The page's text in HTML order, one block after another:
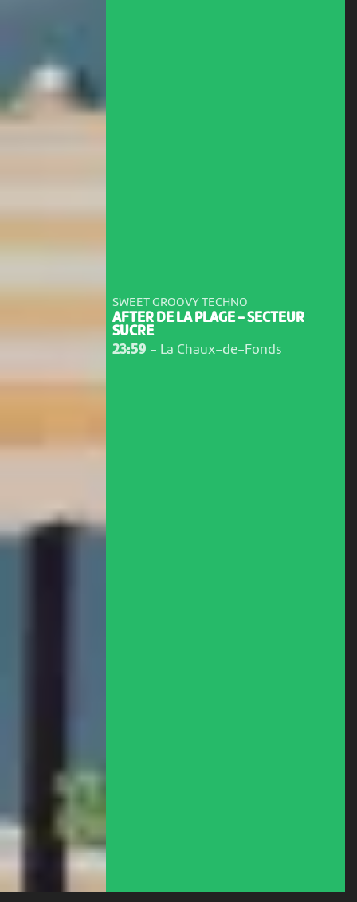
SWEET GROOVY TECHNO
AFTER DE LA PLAGE - SECTEUR
SUCRE
23:59 - La Chaux-de-Fonds